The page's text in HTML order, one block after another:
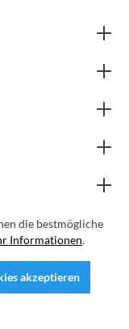
d'expéditionet les
contraire.
die bestmögliche
Informationen.
akzeptieren